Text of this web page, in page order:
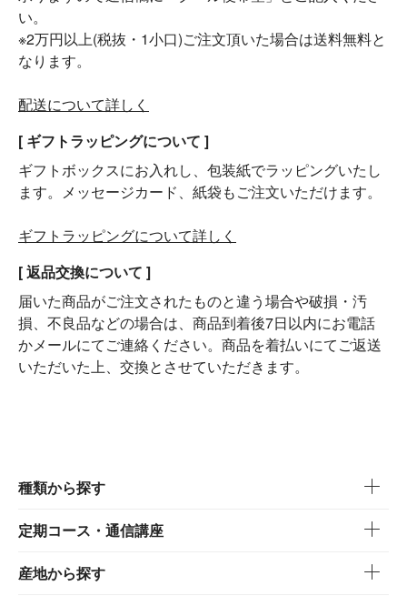
い。
※2万円以上(税抜・1小口)ご注文頂いた場合は送料無料と
なります。
配送について詳しく
[ ギフトラッピングについて ]
ギフトボックスにお入れし、包装紙でラッピングいたし
ます。メッセージカード、紙袋もご注文いただけます。
ギフトラッピングについて詳しく
[ 返品交換について ]
届いた商品がご注文されたものと違う場合や破損・汚
損、不良品などの場合は、商品到着後7日以内にお電話
かメールにてご連絡ください。商品を着払いにてご返送
いただいた上、交換とさせていただきます。
種類から探す
定期コース・通信講座
産地から探す